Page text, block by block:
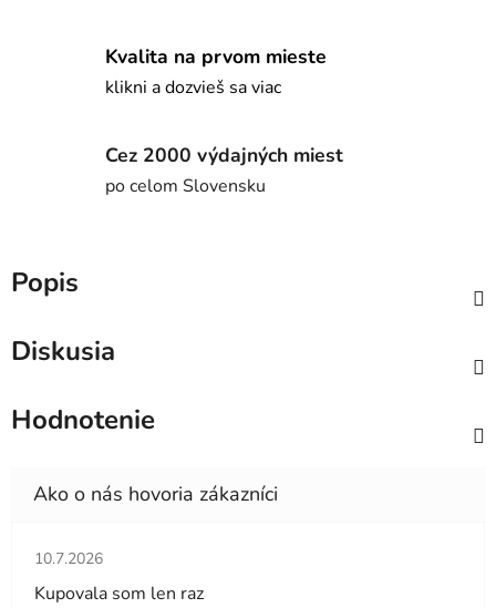
Kvalita na prvom mieste
klikni a dozvieš sa viac
Cez 2000 výdajných miest
po celom Slovensku
Popis
Diskusia
Hodnotenie
Hodnotenie obchodu je 5 z 5 hviezdičiek.
10.7.2026
Kupovala som len raz